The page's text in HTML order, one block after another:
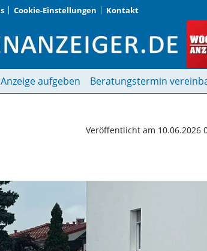
Cookie-Einstellungen Kontakt
Pkw stoßen
Anzeige aufgeben Beratungstermin
Veröffentlicht am 10.06.2026